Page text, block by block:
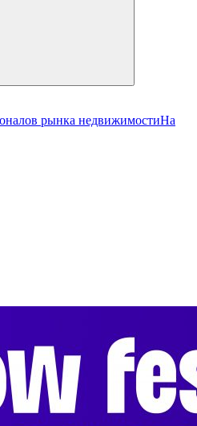
рынка недвижимостиНа